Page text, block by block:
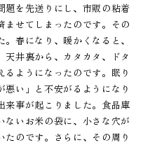
題を先送りにし、市販の粘着
ませてしまったのです。その
春になり、暖かくなると、
天井裏から、カタカタ、ドタ
るようになったのです。眠り
い」と不安がるようになり
来事が起こりました。食品庫
ないお米の袋に、小さな穴が
のです。さらに、その周り